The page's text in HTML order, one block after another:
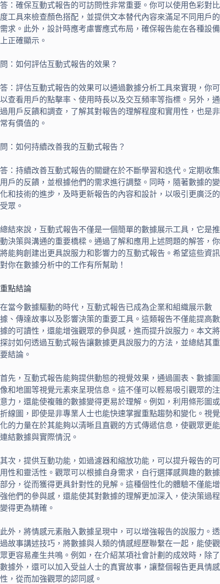
答：確保互動式報告的可訪問性非常重要。你可以使用色彩對比
度工具來檢查顏色搭配，並提供文本替代內容來滿足不同用戶的
需求。此外，設計時應考慮響應式布局，確保報告能在各種設備
上正確顯示。
問：如何評估互動式報告的效果？
答：評估互動式報告的效果可以通過數據分析工具來實現，你可
以查看用戶的點擊率、使用時長以及交互頻率等指標。另外，通
過用戶反饋和調查，了解其對報告的理解程度和實用性，也是非
常有價值的。
問：如何持續改善我的互動式報告？
答：持續改善互動式報告的關鍵在於不斷學習和迭代。定期收集
用戶的反饋，並根據他們的需求進行調整。同時，隨著數據的變
化和技術的進步，及時更新報告的內容和設計，以吸引更廣泛的
受眾。
總結來說，互動式報告不僅是一個簡單的數據展示工具，它是推
動決策與溝通的重要橋樑。通過了解和應用上述問題的解答，你
將能夠創建出更具說服力和影響力的互動式報告。希望這些資訊
對你在數據分析中的工作有所幫助！
重點結論
在當今數據驅動的時代，互動式報告已成為企業和組織展示數
據、傳達故事以及影響決策的重要工具。這類報告不僅能提高數
據的可讀性，還能增強觀眾的參與感，進而提升說服力。本文將
探討如何透過互動式報告讓數據更具說服力的方法，並總結其重
要結論。
首先，互動式報告能夠提供動態的視覺效果，通過圖表、數據圖
像和地圖等視覺元素來呈現信息。這不僅可以輕易吸引觀眾的注
意力，還能使複雜的數據變得更易於理解。例如，利用條形圖或
折線圖，即使是非專業人士也能快速掌握重點趨勢和變化。視覺
化的力量在於其能夠以清晰且直觀的方式傳遞信息，使觀眾更能
連結數據與實際情況。
其次，提供互動功能，如過濾器和縮放功能，可以提升報告的可
用性和靈活性。觀眾可以根據自身需求，自行選擇感興趣的數據
部分，從而獲得更具針對性的見解。這種個性化的體驗不僅能增
強他們的參與感，還能使其對數據的理解更加深入，使決策過程
變得更為精確。
此外，將情感元素融入數據呈現中，可以增強報告的說服力。透
過故事講述技巧，將數據與人類的情感經歷聯繫在一起，能使觀
眾更容易產生共鳴。例如，在介紹某項社會計劃的成效時，除了
數據外，還可以加入受益人士的真實故事，讓整個報告更具情感
性，從而加強觀眾的認同感。